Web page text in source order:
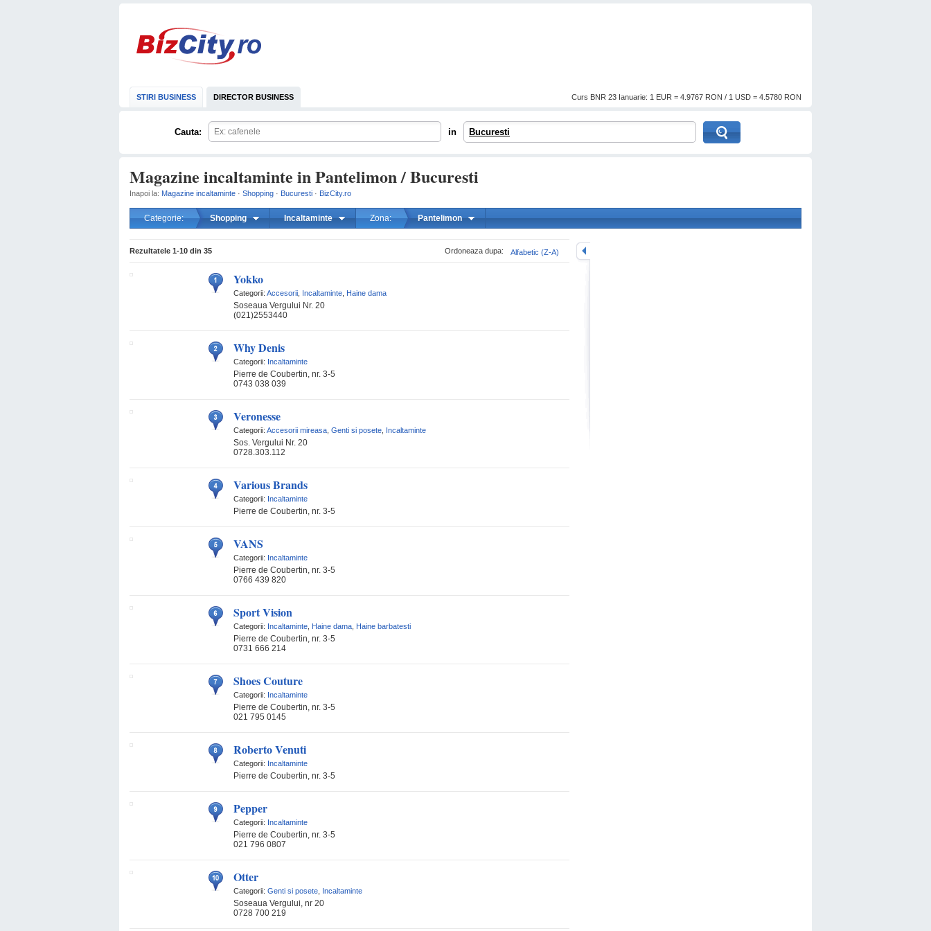
STIRI BUSINESS DIRECTOR BUSINESS Curs BNR 23 Ianuarie: 1 EUR = 4.9767 RON / 1 USD = 4.5780 RON
Cauta: in Bucuresti
Magazine incaltaminte in Pantelimon / Bucuresti
Inapoi la: Magazine incaltaminte · Shopping · Bucuresti · BizCity.ro
Categorie: Shopping Incaltaminte Zona: Pantelimon
Alfabetic (Z-A)
Ordoneaza dupa:
Rezultatele 1-10 din 35
Yokko
Categorii: Accesorii Incaltaminte Haine dama
Soseaua Vergului Nr. 20
(021)2553440
Why Denis
Categorii: Incaltaminte
Pierre de Coubertin, nr. 3-5
0743 038 039
Veronesse
Categorii: Accesorii mireasa Genti si posete Incaltaminte
Sos. Vergului Nr. 20
0728.303.112
Various Brands
Categorii: Incaltaminte
Pierre de Coubertin, nr. 3-5
VANS
Categorii: Incaltaminte
Pierre de Coubertin, nr. 3-5
0766 439 820
Sport Vision
Categorii: Incaltaminte Haine dama Haine barbatesti
Pierre de Coubertin, nr. 3-5
0731 666 214
Shoes Couture
Categorii: Incaltaminte
Pierre de Coubertin, nr. 3-5
021 795 0145
Roberto Venuti
Categorii: Incaltaminte
Pierre de Coubertin, nr. 3-5
Pepper
Categorii: Incaltaminte
Pierre de Coubertin, nr. 3-5
021 796 0807
Otter
Categorii: Genti si posete Incaltaminte
Soseaua Vergului, nr 20
0728 700 219